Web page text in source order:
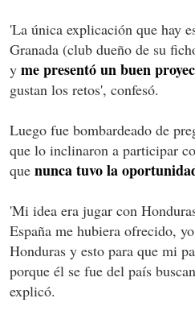
'La única explicación que hay
Granada (club dueño de su
y me presentó un buen
gustan los retos', confesó.
Luego fue bombardeado de
que lo inclinaron a participar
que nunca tuvo la
'Mi idea era jugar con
España me hubiera ofrecido,
Honduras y esto para que mi
porque él se fue del país
explicó.